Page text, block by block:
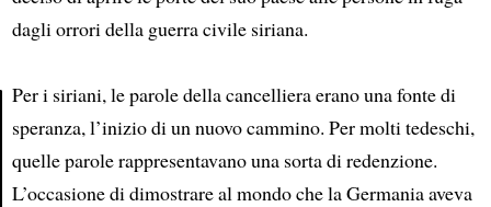
Article
dagli orrori della guerra civile siriana.
Per i siriani, le parole della cancelliera erano una fonte di
speranza, l’inizio di un nuovo cammino. Per molti tedeschi,
quelle parole rappresentavano una sorta di redenzione.
L’occasione di dimostrare al mondo che la Germania aveva